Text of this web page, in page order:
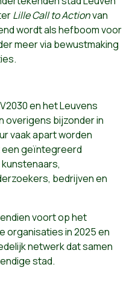
Lille Call to Actionvan
wordt als hefboom voor
meer via bewustmaking
en het Leuvens
overigens bijzonder in
vaak apart worden
een geïntegreerd
bedrijven en
voort op het
organisaties in 2025 en
netwerk dat samen
stad.